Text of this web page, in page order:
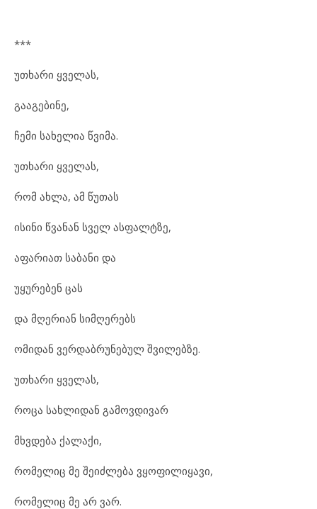
***
უთხარი ყველას,
გააგებინე,
ჩემი სახელია წვიმა.
უთხარი ყველას,
რომ ახლა, ამ წუთას
ისინი წვანან სველ ასფალტზე,
აფარიათ საბანი და
უყურებენ ცას
და მღერიან სიმღერებს
ომიდან ვერდაბრუნებულ შვილებზე.
უთხარი ყველას,
როცა სახლიდან გამოვდივარ
მხვდება ქალაქი,
რომელიც მე შეიძლება ვყოფილიყავი,
რომელიც მე არ ვარ.